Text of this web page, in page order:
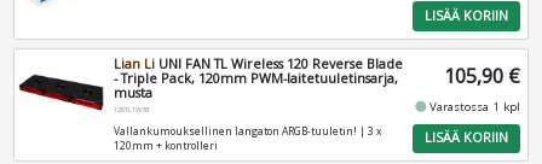
LISÄÄ KORIIN
Lian Li UNI FAN TL Wireless 120 Reverse Blade
- Triple Pack, 120mm PWM-laitetuuletinsarja,
musta
12RTL1W3B
Vallankumouksellinen langaton ARGB-tuuletin! | 3 x
120mm + kontrolleri
105,90 €
fiber_manual_recordVarastossa 1 kpl
LISÄÄ KORIIN